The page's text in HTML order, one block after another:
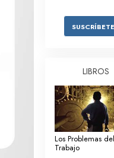
Respuestas a las Drogas
La Causa de la Supresión
Investigaciones
SUSCRÍBETE
LIBROS
Los Problemas del
Trabajo